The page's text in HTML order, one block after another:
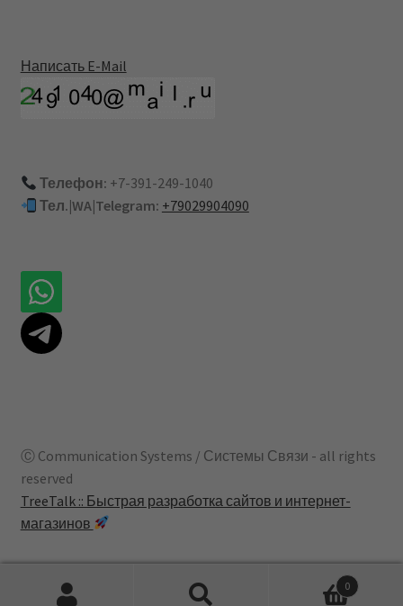
Написать E-Mail
Телефон: +7-391-249-1040
Тел.|WA|Telegram: +79029904090
Ⓒ Communication Systems / Системы Связи - all rights
reserved
TreeTalk :: Быстрая разработка сайтов и интернет-
магазинов
0